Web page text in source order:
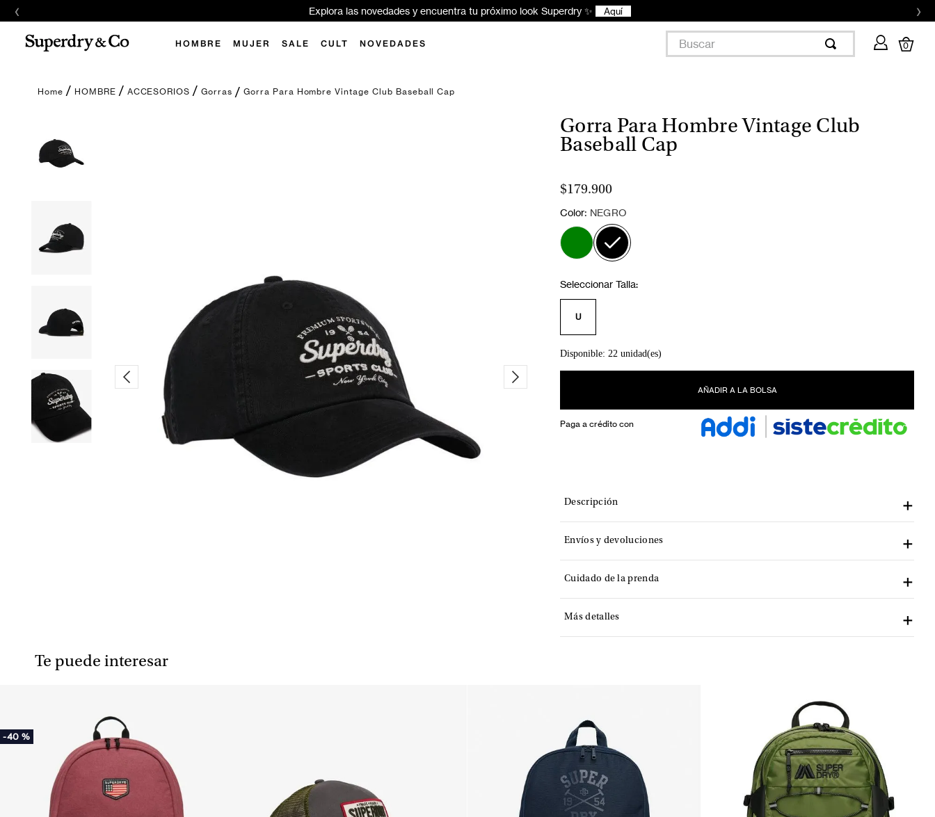
‹ Explora las novedades y encuentra tu próximo look Superdry ✨ Aquí ›
HOMBRE MUJER SALE CULT NOVEDADES
Buscar
0
HOMBRE ACCESORIOS Gorras Gorra Para Hombre Vintage Club Baseball Cap
Gorra Para Hombre Vintage Club
Baseball Cap
$179.900
Color: NEGRO
U
Disponible: 22 unidad(es)
AÑADIR A LA BOLSA
Paga a crédito con
Descripción
Envíos y devoluciones
Cuidado de la prenda
Más detalles
Te puede interesar
-40 %